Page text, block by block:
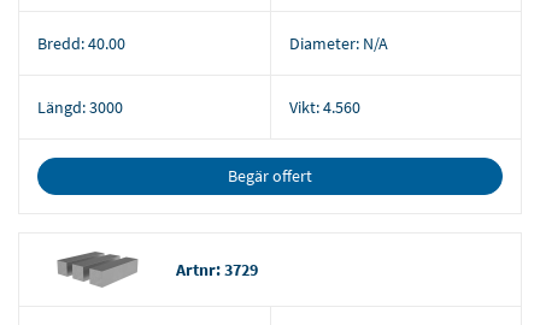
Bredd:40.00 Diameter: N/A
Längd:3000 Vikt:4.560
Begär offert
Artnr: 3729